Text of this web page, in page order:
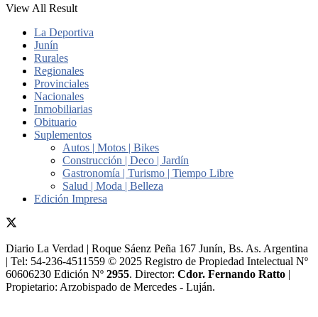
View All Result
La Deportiva
Junín
Rurales
Regionales
Provinciales
Nacionales
Inmobiliarias
Obituario
Suplementos
Autos | Motos | Bikes
Construcción | Deco | Jardín
Gastronomía | Turismo | Tiempo Libre
Salud | Moda | Belleza
Edición Impresa
Diario La Verdad | Roque Sáenz Peña 167 Junín, Bs. As. Argentina
| Tel: 54-236-4511559 © 2025 Registro de Propiedad Intelectual Nº
60606230 Edición Nº 2955. Director:​ Cdor. Fernando Ratto |
Propietario:​ Arzobispado de Mercedes - Luján.